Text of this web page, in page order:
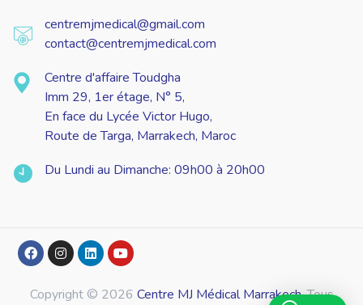
centremjmedical@gmail.com
contact@centremjmedical.com
Centre d'affaire Toudgha
Imm 29, 1er étage, N° 5,
En face du Lycée Victor Hugo,
Route de Targa, Marrakech, Maroc
Du Lundi au Dimanche: 09h00 à 20h00
Copyright © 2026 Centre MJ Médical Marrakech.Tous